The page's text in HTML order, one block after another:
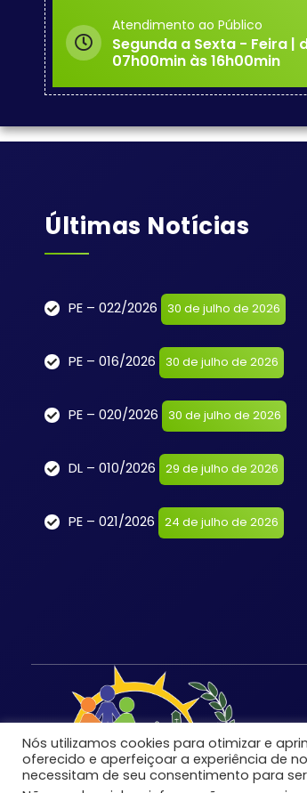
Atendimento ao Público
Segunda a Sexta - Feira |
07h00min às 16h00min
Últimas Notícias
PE – 022/2026 30 de julho de 2026
PE – 016/2026 30 de julho de 2026
PE – 020/2026 30 de julho de 2026
DL – 010/2026 29 de julho de 2026
PE – 021/2026 24 de julho de 2026
Nós utilizamos cookies para otimizar e
oferecido e aperfeiçoar a experiência de
necessitam de seu consentimento para